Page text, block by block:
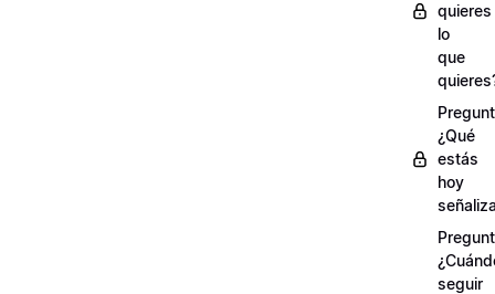
quieres
lo
que
¿Qué
estás
hoy
seguir